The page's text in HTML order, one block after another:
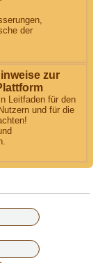
der
zur
Leitfaden für den
und für die